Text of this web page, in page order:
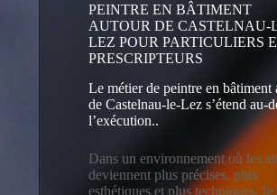
PEINTRE EN BÂTIMENT
AUTOUR DE CASTELNAU-
LEZ POUR PARTICULIERS
PRESCRIPTEURS
Le métier de peintre en bâtiment
de Castelnau-le-Lez s’étend
l’exécution..
Dans un environnement où les
deviennent plus précises, plus
esthétiques et plus techniques, le